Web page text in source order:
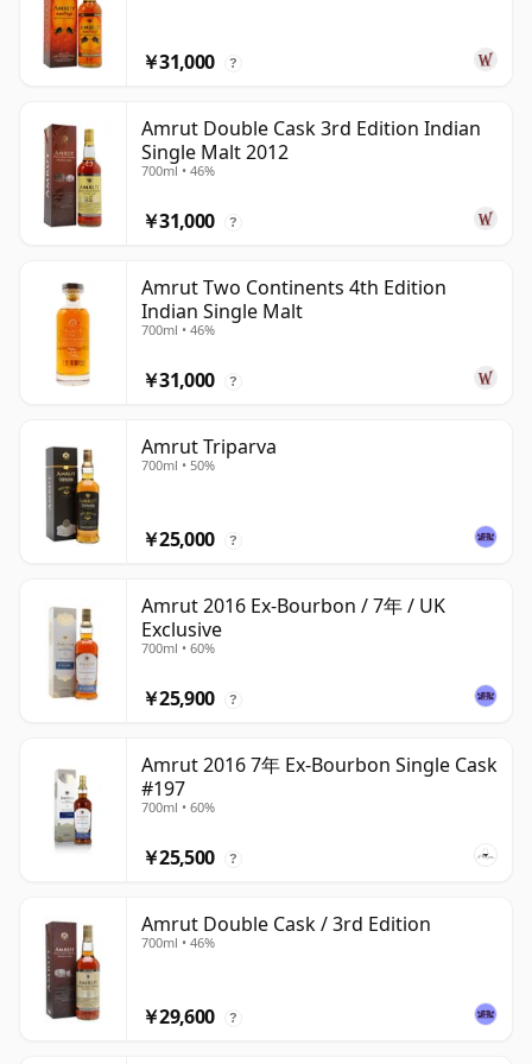
￥31,000 ?
Amrut Double Cask 3rd Edition Indian
Single Malt 2012
700ml • 46%
￥31,000 ?
Amrut Two Continents 4th Edition
Indian Single Malt
700ml • 46%
￥31,000 ?
Amrut Triparva
700ml • 50%
￥25,000 ?
Amrut 2016 Ex-Bourbon / 7年 / UK
Exclusive
700ml • 60%
￥25,900 ?
Amrut 2016 7年 Ex-Bourbon Single Cask
#197
700ml • 60%
￥25,500 ?
Amrut Double Cask / 3rd Edition
700ml • 46%
￥29,600 ?